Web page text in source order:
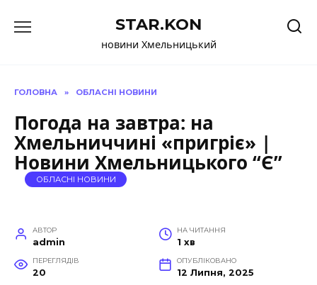
до
STAR.KON
новини Хмельницький
ГОЛОВНА » ОБЛАСНІ НОВИНИ
Погода на завтра: на
Хмельниччині «пригріє» |
Новини Хмельницького “Є”
ОБЛАСНІ НОВИНИ
АВТОР
admin
НА ЧИТАННЯ
1 хв
ПЕРЕГЛЯДІВ
20
ОПУБЛІКОВАНО
12 Липня, 2025